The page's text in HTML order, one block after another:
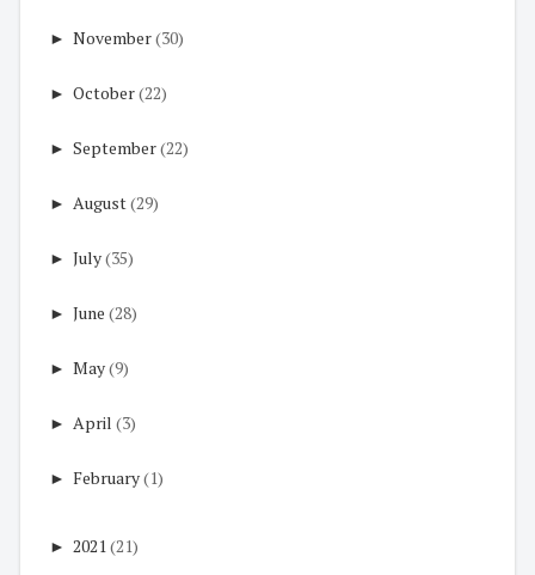
► November(30)
► October(22)
► September(22)
► August(29)
► July(35)
► June (28)
► May(9)
► April (3)
► February(1)
► 2021 (21)